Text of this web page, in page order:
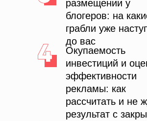
размещении у
блогеров: на
грабли уже
до вас
Окупаемость
инвестиций и
эффективности
рекламы: как
рассчитать и не
результат с